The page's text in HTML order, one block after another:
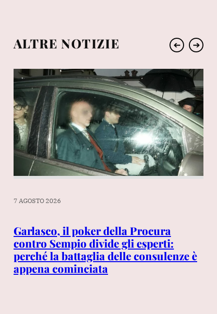
ALTRE NOTIZIE ➔ ➔
7 AGOSTO 2026
Garlasco, il poker della Procura
contro Sempio divide gli esperti:
perché la battaglia delle consulenze è
appena cominciata